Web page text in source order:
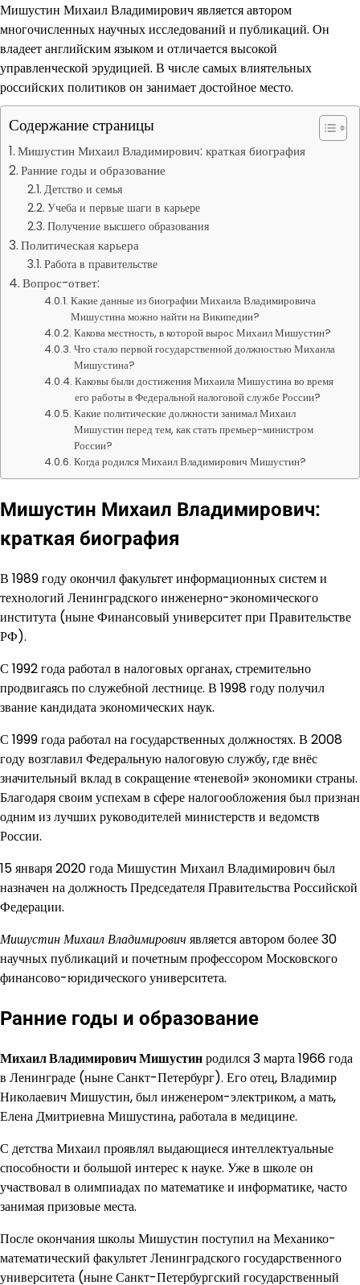
Мишустин Михаил Владимирович является автором
многочисленных научных исследований и публикаций. Он
владеет английским языком и отличается высокой
управленческой эрудицией. В числе самых влиятельных
российских политиков он занимает достойное место.
Содержание страницы
Мишустин Михаил Владимирович: краткая биография
Ранние годы и образование
Детство и семья
Учеба и первые шаги в карьере
Получение высшего образования
Политическая карьера
Работа в правительстве
Вопрос-ответ:
Какие данные из биографии Михаила Владимировича
Мишустина можно найти на Википедии?
Какова местность, в которой вырос Михаил Мишустин?
Что стало первой государственной должностью Михаила
Мишустина?
Каковы были достижения Михаила Мишустина во время
его работы в Федеральной налоговой службе России?
Какие политические должности занимал Михаил
Мишустин перед тем, как стать премьер-министром
России?
Когда родился Михаил Владимирович Мишустин?
Мишустин Михаил Владимирович:
краткая биография
В 1989 году окончил факультет информационных систем и
технологий Ленинградского инженерно-экономического
института (ныне Финансовый университет при Правительстве
РФ).
С 1992 года работал в налоговых органах, стремительно
продвигаясь по служебной лестнице. В 1998 году получил
звание кандидата экономических наук.
С 1999 года работал на государственных должностях. В 2008
году возглавил Федеральную налоговую службу, где внёс
значительный вклад в сокращение «теневой» экономики страны.
Благодаря своим успехам в сфере налогообложения был признан
одним из лучших руководителей министерств и ведомств
России.
15 января 2020 года Мишустин Михаил Владимирович был
назначен на должность Председателя Правительства Российской
Федерации.
Мишустин Михаил Владимирович является автором более 30
научных публикаций и почетным профессором Московского
финансово-юридического университета.
Ранние годы и образование
Михаил Владимирович Мишустинродился 3 марта 1966 года
в Ленинграде (ныне Санкт-Петербург). Его отец, Владимир
Николаевич Мишустин, был инженером-электриком, а мать,
Елена Дмитриевна Мишустина, работала в медицине.
С детства Михаил проявлял выдающиеся интеллектуальные
способности и большой интерес к науке. Уже в школе он
участвовал в олимпиадах по математике и информатике, часто
занимая призовые места.
После окончания школы Мишустин поступил на Механико-
математический факультет Ленинградского государственного
университета (ныне Санкт-Петербургский государственный